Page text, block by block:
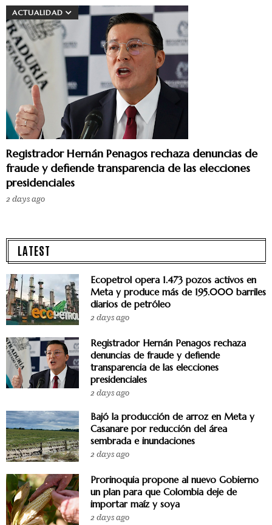
ACTUALIDAD
Registrador Hernán Penagos rechaza denuncias de
fraude y defiende transparencia de las elecciones
presidenciales
2 days ago
LATEST
Ecopetrol opera 1.473 pozos activos en
Meta y produce más de 195.000 barriles
diarios de petróleo
2 days ago
Registrador Hernán Penagos rechaza
denuncias de fraude y defiende
transparencia de las elecciones
presidenciales
2 days ago
Bajó la producción de arroz en Meta y
Casanare por reducción del área
sembrada e inundaciones
2 days ago
Prorinoquia propone al nuevo Gobierno
un plan para que Colombia deje de
importar maíz y soya
2 days ago